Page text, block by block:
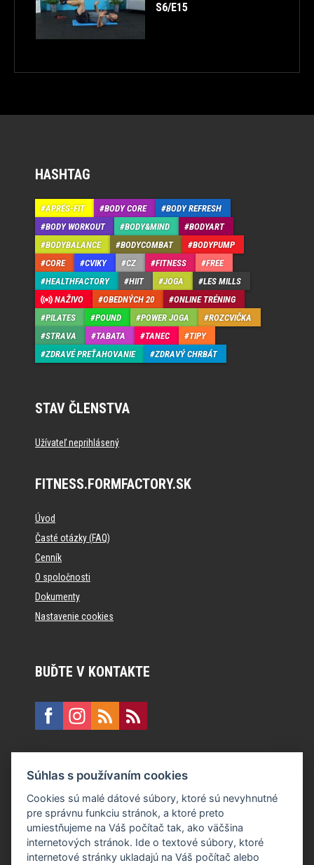
S6/E15
HASHTAG
APRÉS-FIT BODY CORE
BODY REFRESH
BODY WORKOUT
BODY&MIND
BODYART
BODYBALANCE
BODYCOMBAT
BODYPUMP
CORE
CVIKY CZ FITNESS
FREE
HEALTHFACTORY
HIIT JOGA
LES MILLS
NAŽIVO
OBEDNÝCH 20
ONLINE TRÉNING
PILATES
POUND POWER JOGA
ROZCVIČKA
STRAVA
TABATA TANEC
TIPY
ZDRAVÉ PREŤAHOVANIE
ZDRAVÝ CHRBÁT
STAV ČLENSTVA
Užívateľ neprihlásený
FITNESS.FORMFACTORY.SK
Úvod
Časté otázky (FAQ)
Cenník
O spoločnosti
Dokumenty
Nastavenie cookies
BUĎTE V KONTAKTE
E:recepcia@formfactory.sk
Form Factory Slovakia s.r.o., Ružová dolina 480/6, 821 08
Bratislava
Súhlas s používaním cookies
Cookies sú malé dátové súbory, ktoré sú nevyhnutné
pre správnu funkciu stránok, a ktoré preto
umiestňujeme na Váš počítač tak, ako väčšina
internetových stránok. Ide o textové súbory, ktoré
internetové stránky ukladajú na Váš počítač alebo